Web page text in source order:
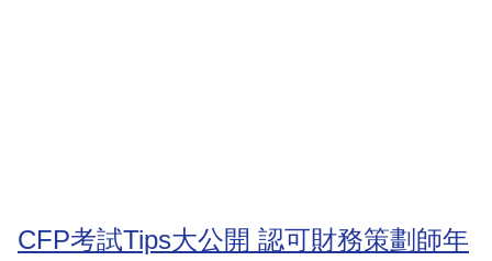
CFP考試Tips大公開 認可財務策劃師年